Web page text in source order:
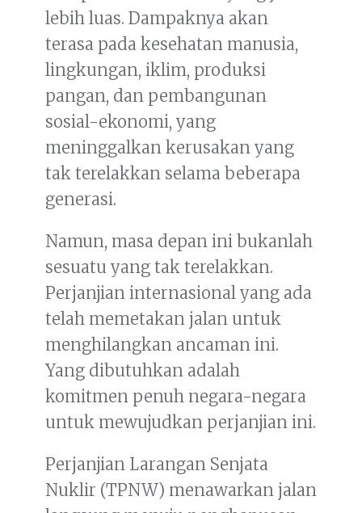
lebih luas. Dampaknya akan
terasa pada kesehatan manusia,
lingkungan, iklim, produksi
pangan, dan pembangunan
sosial-ekonomi, yang
meninggalkan kerusakan yang
tak terelakkan selama beberapa
generasi.
Namun, masa depan ini bukanlah
sesuatu yang tak terelakkan.
Perjanjian internasional yang ada
telah memetakan jalan untuk
menghilangkan ancaman ini.
Yang dibutuhkan adalah
komitmen penuh negara-negara
untuk mewujudkan perjanjian ini.
Perjanjian Larangan Senjata
Nuklir (TPNW) menawarkan jalan